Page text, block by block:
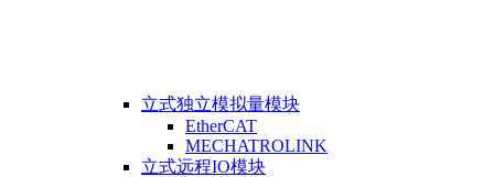
立式独立模拟量模块
EtherCAT
MECHATROLINK
立式远程IO模块